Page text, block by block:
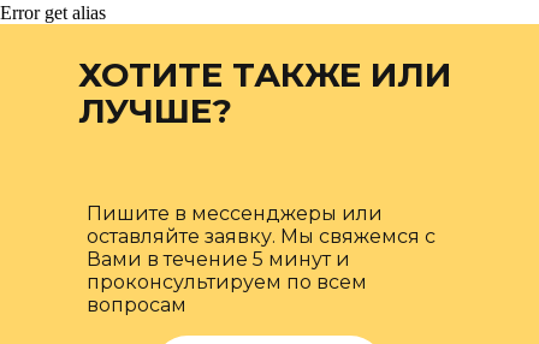
Error get alias
ХОТИТЕ ТАКЖЕ ИЛИ
ЛУЧШЕ?
Пишите в мессенджеры или
оставляйте заявку. Мы свяжемся с
Вами в течение 5 минут и
проконсультируем по всем
вопросам